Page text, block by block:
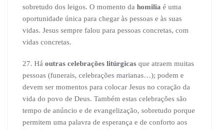
sobretudo dos leigos. O momento da homilia é uma
oportunidade única para chegar às pessoas e às suas
vidas. Jesus sempre falou para pessoas concretas, com
vidas concretas.
27. Há outras celebrações litúrgicas que atraem muitas
pessoas (funerais, celebrações marianas…); podem e
devem ser momentos para colocar Jesus no coração da
vida do povo de Deus. Também estas celebrações são
tempo de anúncio e de evangelização, sobretudo porque
permitem uma palavra de esperança e de conforto aos